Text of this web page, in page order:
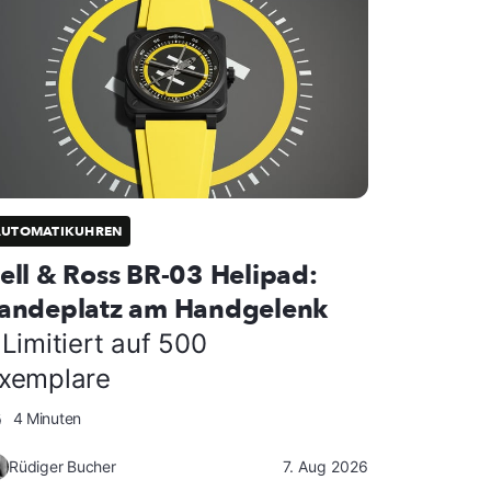
& Ross BR-03 Helipad:
am Handgelenk
auf 500
4 Minuten
Rüdiger Bucher 7. Aug 2026